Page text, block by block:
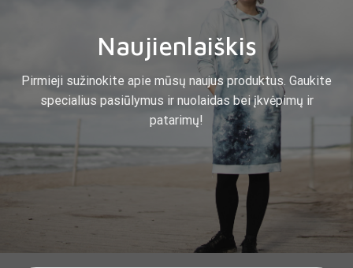
Naujienlaiškis
Pirmieji sužinokite apie mūsų naujus produktus. Gaukite
specialius pasiūlymus ir nuolaidas bei įkvėpimų ir
patarimų!